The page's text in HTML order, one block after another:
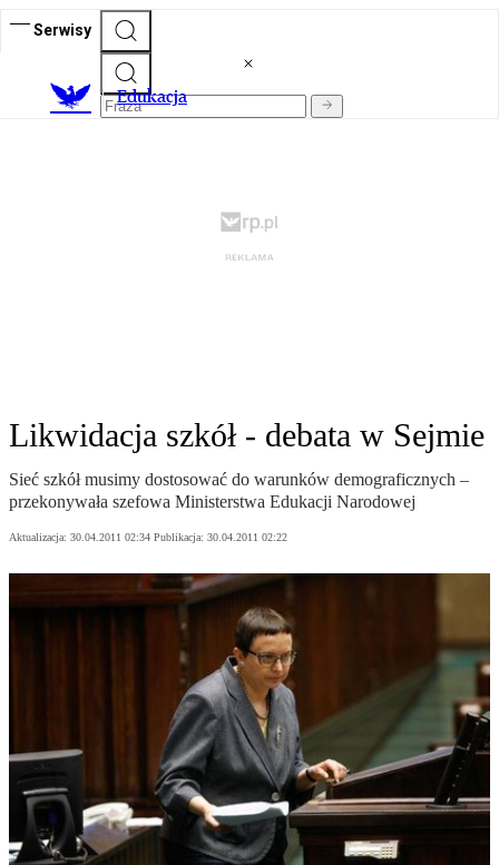
Serwisy
Edukacja
Likwidacja szkół - debata w Sejmie
Sieć szkół musimy dostosować do warunków demograficznych –
przekonywała szefowa Ministerstwa Edukacji Narodowej
Aktualizacja: 30.04.2011 02:34 Publikacja: 30.04.2011 02:22